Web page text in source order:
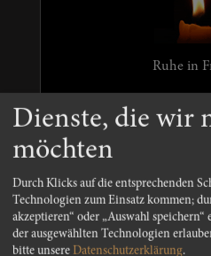
Ruhe in
Dienste, die wir
möchten
Durch Klicks auf die entsprechenden
Technologien zum Einsatz kommen;
akzeptieren“ oder „Auswahl speichern“
der ausgewählten Technologien
bitte unsere Datenschutzerklärung.